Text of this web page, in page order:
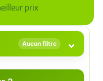
prix
Aucun filtre ⌄